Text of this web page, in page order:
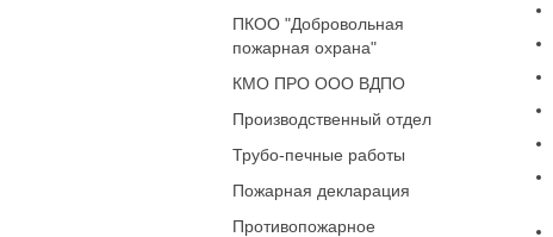
ПКОО "Добровольная
пожарная охрана"
КМО ПРО ООО ВДПО
Производственный отдел
Трубо-печные работы
Пожарная декларация
Противопожарное